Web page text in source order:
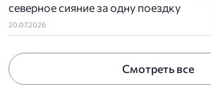
северное сияние за одну поездку
20.07.2026
Смотреть все